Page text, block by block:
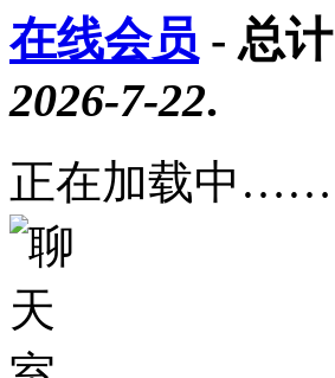
在线会员 - 总计
2026-7-22.
正在加载中……